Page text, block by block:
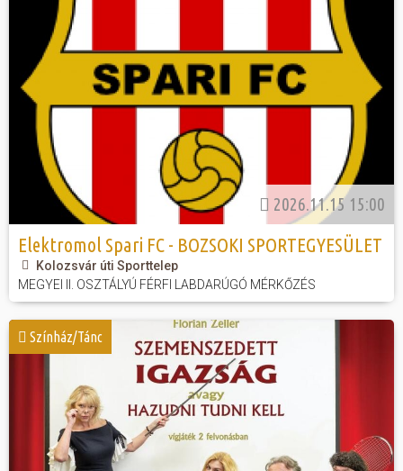
2026.11.15 15:00
Elektromol Spari FC - BOZSOKI SPORTEGYESÜLET
Kolozsvár úti Sporttelep
MEGYEI II. OSZTÁLYÚ FÉRFI LABDARÚGÓ MÉRKŐZÉS
Színház/Tánc